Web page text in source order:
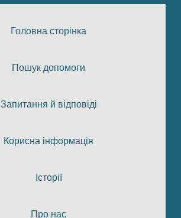
Головна сторінка
Пошук допомоги
Запитання й відповіді
Корисна інформація
Історії
Про нас